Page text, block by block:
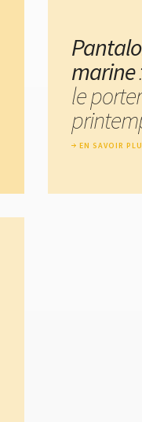
marine
le
EN SAVOIR